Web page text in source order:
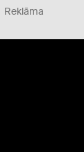
Reklāma